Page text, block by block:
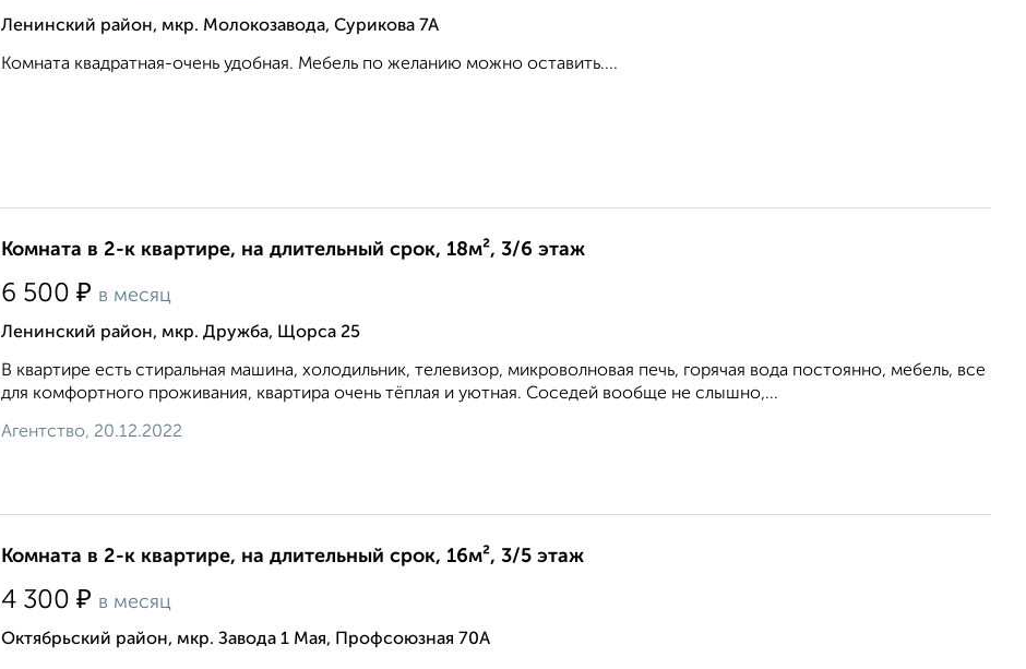
Ленинский район, мкр. Молокозавода, Сурикова 7А
Комната квадратная-очень удобная. Мебель по желанию можно оставить....
Комната в 2-к квартире, на длительный срок, 18м², 3/6 этаж
6 500 ₽ в месяц
Ленинский район, мкр. Дружба, Щорса 25
В квартире есть стиральная машина, холодильник, телевизор, микроволновая печь, горячая вода постоянно, мебель, все
для комфортного проживания, квартира очень тёплая и уютная. Соседей вообще не слышно,...
Агентство, 20.12.2022
Комната в 2-к квартире, на длительный срок, 16м², 3/5 этаж
4 300 ₽ в месяц
Октябрьский район, мкр. Завода 1 Мая, Профсоюзная 70А